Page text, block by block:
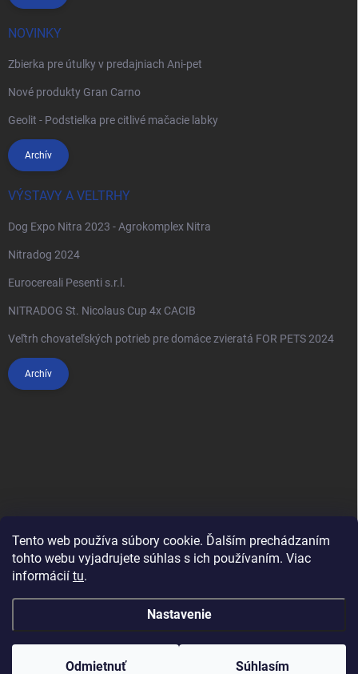
Tento web používa súbory cookie. Ďalším prechádzaním
tohto webu vyjadrujete súhlas s ich používaním. Viac
informácií tu.
Nastavenie
Odmietnuť Súhlasím
NOVINKY
Zbierka pre útulky v predajniach Ani-pet
Nové produkty Gran Carno
Geolit - Podstielka pre citlivé mačacie labky
Archív
VÝSTAVY A VELTRHY
Dog Expo Nitra 2023 - Agrokomplex Nitra
Nitradog 2024
Eurocereali Pesenti s.r.l.
NITRADOG St. Nicolaus Cup 4x CACIB
Veľtrh chovateľských potrieb pre domáce zvieratá FOR PETS 2024
Archív
Copyright 2026Anipet.sk. Všetky práva vyhradené.Upraviť nastavenie